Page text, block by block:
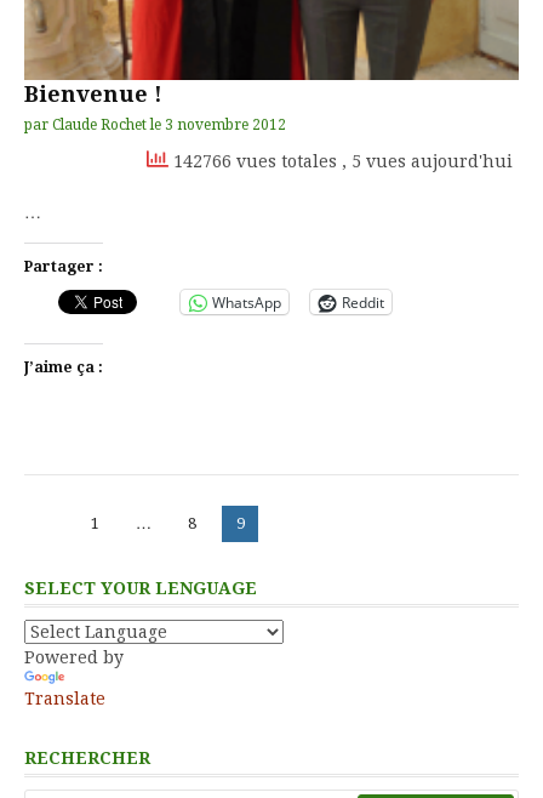
Bienvenue !
par Claude Rochet le 3 novembre 2012
142766 vues totales , 5 vues aujourd'hui
…
Partager :
WhatsApp Reddit
J’aime ça :
Pagination
publications
Page
1 … Page
8 Page
9
SELECT YOUR LENGUAGE
Powered by
Translate
RECHERCHER